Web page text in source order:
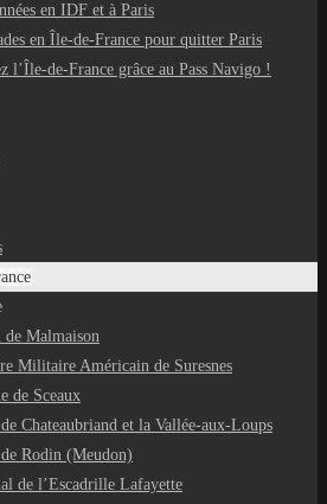
en IDF et à Paris
en Île-de-France pour quitter Paris
l’Île-de-France grâce au Pass Navigo !
de Malmaison
Militaire Américain de Suresnes
de Sceaux
Chateaubriand et la Vallée-aux-Loups
Rodin (Meudon)
de l’Escadrille Lafayette